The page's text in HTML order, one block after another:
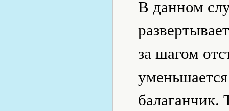
В данном
за шагом
балаганчик.